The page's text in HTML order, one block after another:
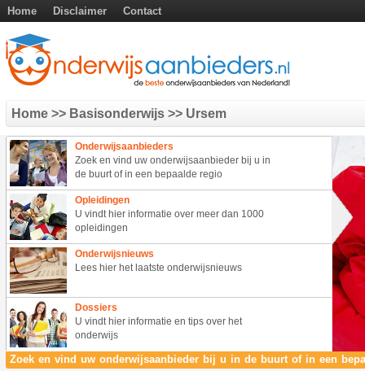
Home Disclaimer Contact
Home >> Basisonderwijs >> Ursem
Onderwijsaanbieders
Zoek en vind uw onderwijsaanbieder bij u in
de buurt of in een bepaalde regio
Opleidingen
U vindt hier informatie over meer dan 1000
opleidingen
Onderwijsnieuws
Lees hier het laatste onderwijsnieuws
Dossiers
U vindt hier informatie en tips over het
onderwijs
Zoek en vind uw onderwijsaanbieder bij u in de buurt of in een